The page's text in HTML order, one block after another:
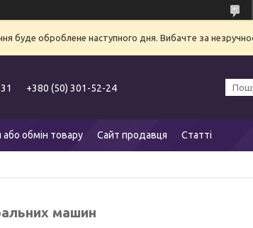
буде оброблене наступного дня. Вибачте за
+380 (50) 301-52-24
обмін товару Сайт продавця Статті
машин